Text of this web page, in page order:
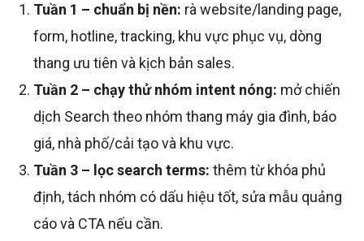
Tuần 1 – chuẩn bị nền: rà website/landing page,
form, hotline, tracking, khu vực phục vụ, dòng
thang ưu tiên và kịch bản sales.
Tuần 2 – chạy thử nhóm intent nóng: mở chiến
dịch Search theo nhóm thang máy gia đình, báo
giá, nhà phố/cải tạo và khu vực.
Tuần 3 – lọc search terms: thêm từ khóa phủ
định, tách nhóm có dấu hiệu tốt, sửa mẫu quảng
cáo và CTA nếu cần.